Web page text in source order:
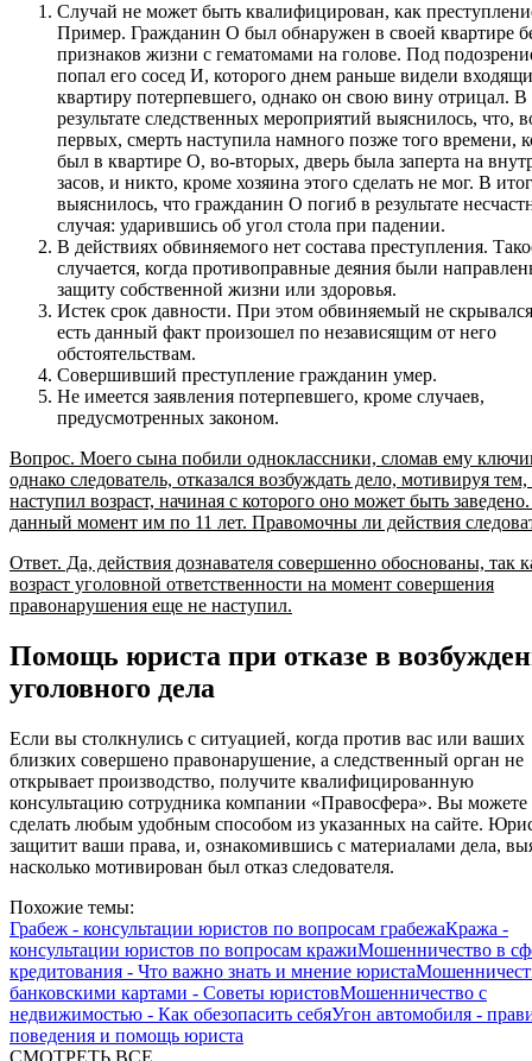
Случай не может быть квалифицирован, как
Пример. Гражданин О был обнаружен в своей квартире
признаков жизни с гематомами на голове. Под
попал его сосед И, которого днем раньше видели
квартиру потерпевшего, однако он свою вину отрицал. В
результате следственных мероприятий выяснилось, что,
первых, смерть наступила намного позже того времени,
был в квартире О, во-вторых, дверь была заперта на
засов, и никто, кроме хозяина этого сделать не мог. В
выяснилось, что гражданин О погиб в результате
случая: ударившись об угол стола при падении.
В действиях обвиняемого нет состава преступления.
случается, когда противоправные деяния были
защиту собственной жизни или здоровья.
Истек срок давности. При этом обвиняемый не
есть данный факт произошел по независящим от него
обстоятельствам.
Совершивший преступление гражданин умер.
Не имеется заявления потерпевшего, кроме случаев,
предусмотренных законом.
Вопрос. Моего сына побили одноклассники, сломав ему
однако следователь, отказался возбуждать дело, мотивируя
наступил возраст, начиная с которого оно может быть
данный момент им по 11 лет. Правомочны ли действия
Ответ. Да, действия дознавателя совершенно обоснованы, так
возраст уголовной ответственности на момент совершения
правонарушения еще не наступил.
Помощь юриста при отказе в
уголовного дела
Если вы столкнулись с ситуацией, когда против вас или ваших
близких совершено правонарушение, а следственный орган не
открывает производство, получите квалифицированную
консультацию сотрудника компании «Правосфера». Вы можете
сделать любым удобным способом из указанных на сайте.
защитит ваши права, и, ознакомившись с материалами дела,
насколько мотивирован был отказ следователя.
Похожие темы:
Грабеж - консультации юристов по вопросам грабежаКража -
консультации юристов по вопросам кражиМошенничество в
кредитования - Что важно знать и мнение юриста
банковскими картами - Советы юристовМошенничество с
недвижимостью - Как обезопасить себяУгон автомобиля -
поведения и помощь юриста